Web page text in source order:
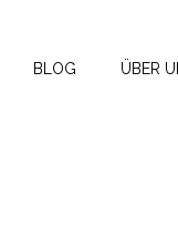
BLOG ÜBER